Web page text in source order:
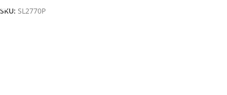
SKU: SL2770P